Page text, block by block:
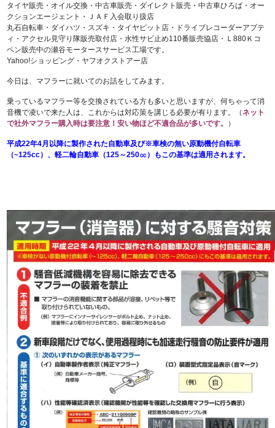
タイヤ販売・オイル交換・中古車販売・ダイレクト販売・中古車ひろば・オー
クションエージェント・ＪＡＦ入会取り扱店
丸石自転車・ダイハツ・スズキ・タイヤピット店・ドライブレコーダーアプテ
ィ・アクセル見守り隊販売取付店・水性サビ止め110番販売協店・Ｌ880Ｋコ
ペン販売中の瀬谷モータースサービス工場です。
Yahoo!ショッピング・ヤフオクストアー店
今日は、マフラーに就いてのお話をしてみます。
乗っているマフラー等を交換されている方も多いと思いますが、何ちゃって消
音機で凌いで来た人は、これからは対応策を講じる必要が有ります。（ネット
で社外マフラー購入時は要注意！安い物ほど不適合品が多いです。
）
平成22年4月以降に製作された自動車及び※車検の無い原動機付自転車
（~125cc）、軽二輪自動車（125～250㏄）もこの基準は適用されます。